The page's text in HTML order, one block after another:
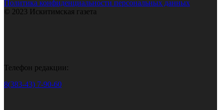
Политика конфиденциальности персональных данных
© 2023 Искитимская газета
Телефон редакции:
8(383-43) 7-90-60